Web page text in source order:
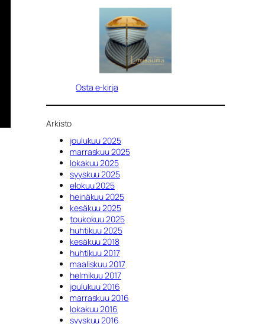
Osta e-kirja
Arkisto
joulukuu 2025
marraskuu 2025
lokakuu 2025
syyskuu 2025
elokuu 2025
heinäkuu 2025
kesäkuu 2025
toukokuu 2025
huhtikuu 2025
kesäkuu 2018
huhtikuu 2017
maaliskuu 2017
helmikuu 2017
joulukuu 2016
marraskuu 2016
lokakuu 2016
syyskuu 2016